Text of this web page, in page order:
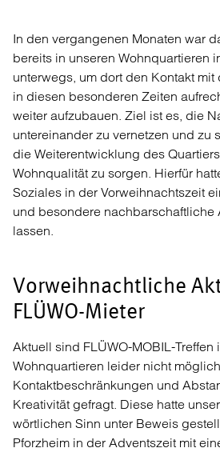
In den vergangenen Monaten war
bereits in unseren Wohnquartieren
unterwegs, um dort den Kontakt
in diesen besonderen Zeiten
weiter aufzubauen. Ziel ist es, die
untereinander zu vernetzen und zu
die Weiterentwicklung des
Wohnqualität zu sorgen. Hierfür
Soziales in der Vorweihnachtszeit
und besondere nachbarschaftliche
lassen.
Vorweihnachtliche
FLÜWO-Mieter
Aktuell sind FLÜWO-MOBIL-Treffen
Wohnquartieren leider nicht
Kontaktbeschränkungen und
Kreativität gefragt. Diese hatte
wörtlichen Sinn unter Beweis
Pforzheim in der Adventszeit mit